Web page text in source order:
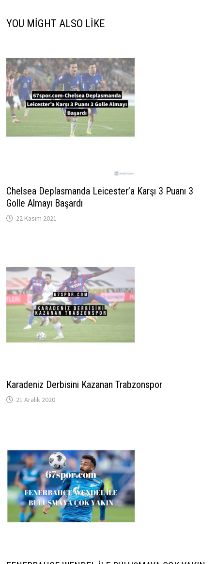
YOU MIGHT ALSO LIKE
Chelsea Deplasmanda Leicester’a Karşı 3 Puanı 3
Golle Almayı Başardı
22 Kasım 2021
Karadeniz Derbisini Kazanan Trabzonspor
21 Aralık 2020